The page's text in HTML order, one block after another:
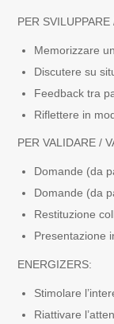
PER
Memorizzare
Discutere su
Feedback tra
Riflettere in
PER VALIDARE /
Domande (da
Domande (da
Restituzione
Presentazione
ENERGIZERS:
Stimolare
Riattivare